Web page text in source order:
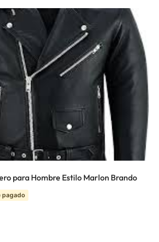
para Hombre Estilo Marlon Brando
pagado